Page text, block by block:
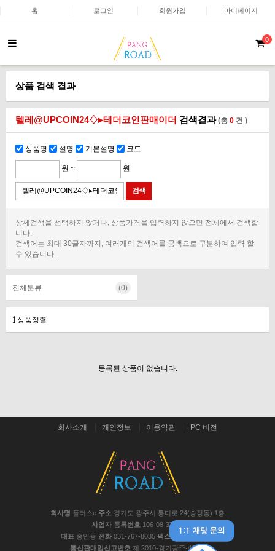
홈 로그인 회원가입 마이페이지
0
상품 검색 결과
텔레@UPCOIN24♢▸테더코인판매이더 검색결과(총 0 건 )
상품명 설명 기본설명 코드
원 ~ 원
상세검색을 선택하지 않거나, 상품가격을 입력하지 않으면 전체에서 검색합
니다.
검색어는 최대 30글자까지, 여러개의 검색어를 공백으로 구분하여 입력 할
수 있습니다.
전체분류 (0)
상품정렬
등록된 상품이 없습니다.
회사소개 개인정보 이용약관 PC 버전
회사명 플러스e 주소 경기도 광주시 통미로 24(송정동) 1층
사업자 등록번호 106-08-37441
대표 송안용 전화 031-767-8035 팩스 031-767-8048
통신판매업신고번호 제 2010-경기광주-467호